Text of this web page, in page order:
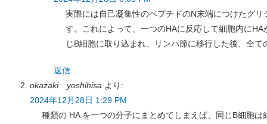
実際には自己凝集性のペプチドのN末端につけたグ
す。これによって、一つのHAに反応して細胞内に
じB細胞に取り込まれ、リンパ節に移行した後、全
返信
okazaki yoshihisa より:
2024年12月28日 1:29 PM
種類の HA を一つの分子にまとめてしまえば、同じB細胞